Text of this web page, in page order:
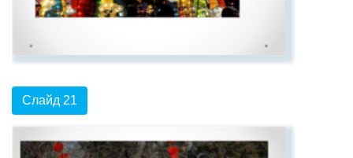
Слайд 21